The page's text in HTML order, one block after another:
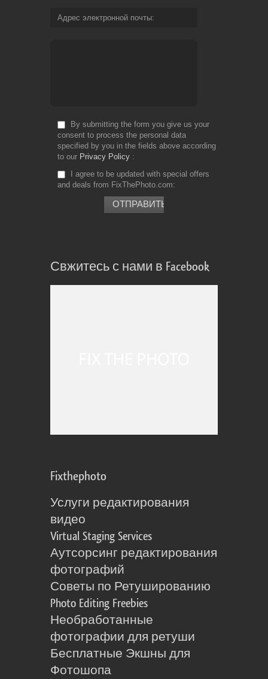
Адрес электронной почты
By submitting the form you give us your
consent to process the personal data
specified by you in the fields above according
to our Privacy Policy
I agree to be updated with special offers
and deals from FixThePhoto.com
Свжитесь с нами в Facebook
Fixthephoto
Услуги редактирования
видео
Virtual Staging Services
Аутсорсинг редактирования
фотографий
Советы по Ретушированию
Photo Editing Freebies
Необработанные
фотографии для ретуши
Бесплатные Экшны для
Фотошопа